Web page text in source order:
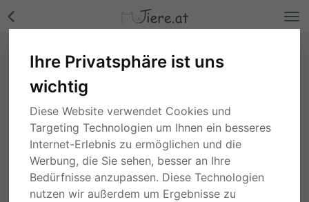
Ihre Privatsphäre ist uns
wichtig
Diese Website verwendet Cookies und
Targeting Technologien um Ihnen ein besseres
Internet-Erlebnis zu ermöglichen und die
Werbung, die Sie sehen, besser an Ihre
Bedürfnisse anzupassen. Diese Technologien
nutzen wir außerdem um Ergebnisse zu